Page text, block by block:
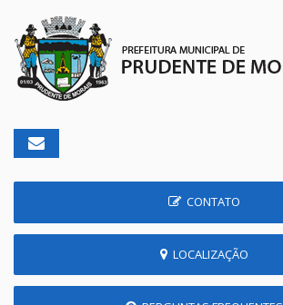
CONTATO
LOCALIZAÇÃO